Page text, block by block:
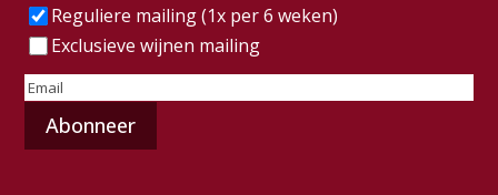
Frequentie(Vereist)
Reguliere mailing (1x per 6 weken)
Exclusieve wijnen mailing
E-
mailadres